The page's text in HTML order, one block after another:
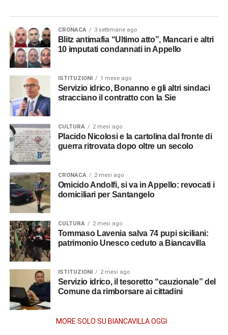
CRONACA 3 settimane ago
Blitz antimafia “Ultimo atto”, Mancari e altri
10 imputati condannati in Appello
ISTITUZIONI 1 mese ago
Servizio idrico, Bonanno e gli altri sindaci
stracciano il contratto con la Sie
CULTURA 2 mesi ago
Placido Nicolosi e la cartolina dal fronte di
guerra ritrovata dopo oltre un secolo
CRONACA 2 mesi ago
Omicido Andolfi, si va in Appello: revocati i
domiciliari per Santangelo
CULTURA 2 mesi ago
Tommaso Lavenia salva 74 pupi siciliani:
patrimonio Unesco ceduto a Biancavilla
ISTITUZIONI 2 mesi ago
Servizio idrico, il tesoretto “cauzionale” del
Comune da rimborsare ai cittadini
MORE SOLO SU BIANCAVILLA OGGI